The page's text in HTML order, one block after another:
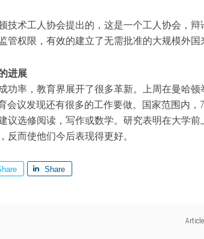
技术工人协会提出的，这是一个工人协会，辩
管权限，有效的建立了无需批准的大规模外国
进展
功率，教育界展开了很多革新。上周在曼哈顿
会议发现还有很多的工作要做。国家范围内
议选修阅读，写作或数学。研究表明在大学
反而使他们今后表现得更好。
Share